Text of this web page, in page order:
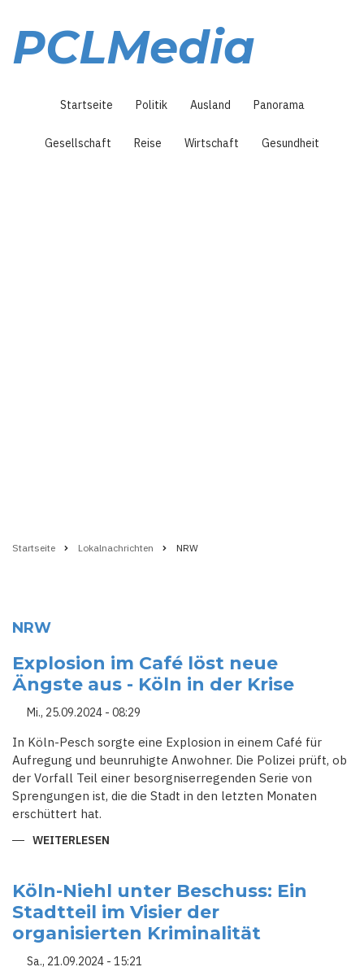
Inhalt
PCLMedia
Startseite Politik Ausland Panorama
Gesellschaft Reise Wirtschaft Gesundheit
Startseite Lokalnachrichten NRW
NRW
Explosion im Café löst neue
Ängste aus - Köln in der Krise
Mi., 25.09.2024 - 08:29
In Köln-Pesch sorgte eine Explosion in einem Café für
Aufregung und beunruhigte Anwohner. Die Polizei prüft, ob
der Vorfall Teil einer besorgniserregenden Serie von
Sprengungen ist, die die Stadt in den letzten Monaten
erschüttert hat.
WEITERLESEN
LÖST
NEUE
ÄNGSTE
AUS
-
KÖLN
IN
DER
Köln-Niehl unter Beschuss: Ein
Stadtteil im Visier der
organisierten Kriminalität
Sa., 21.09.2024 - 15:21